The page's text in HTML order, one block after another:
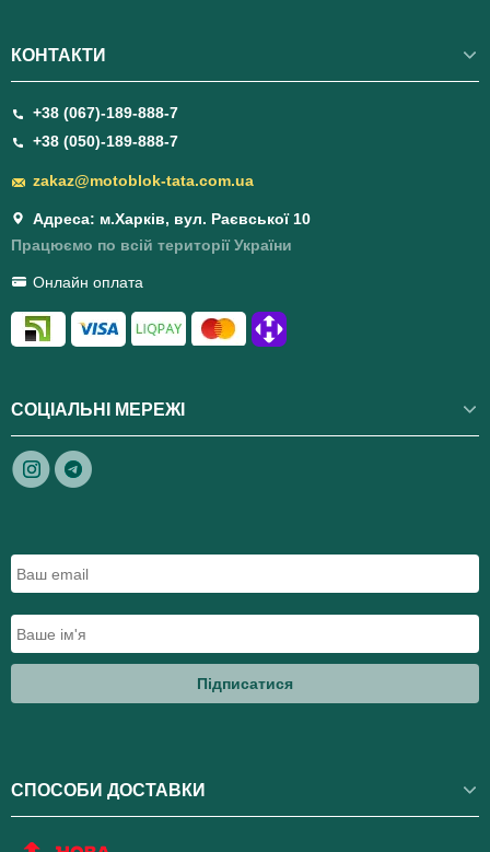
КОНТАКТИ
+38 (067)-189-888-7
+38 (050)-189-888-7
zakaz@motoblok-tata.com.ua
Адреса: м.Харків, вул. Раєвської 10
Працюємо по всій території України
Онлайн оплата
СОЦІАЛЬНІ МЕРЕЖІ
Підписатися
СПОСОБИ ДОСТАВКИ